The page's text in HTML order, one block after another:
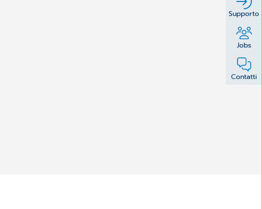
Supporto
Jobs
Contatti